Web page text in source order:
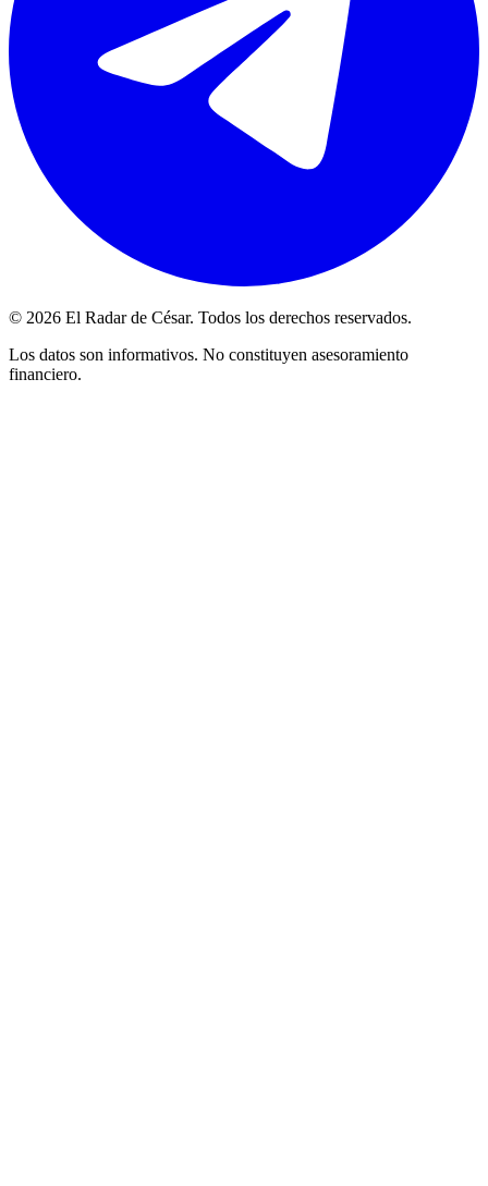
© 2026 El Radar de César. Todos los derechos reservados.
Los datos son informativos. No constituyen asesoramiento
financiero.